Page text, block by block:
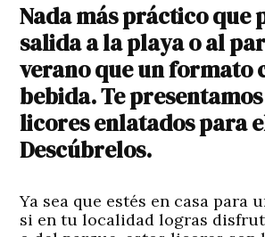
Nada más práctico que
salida a la playa o al
verano que un formato
bebida. Te
licores enlatados para
Descúbrelos.
Ya sea que estés en casa para
si en tu localidad logras